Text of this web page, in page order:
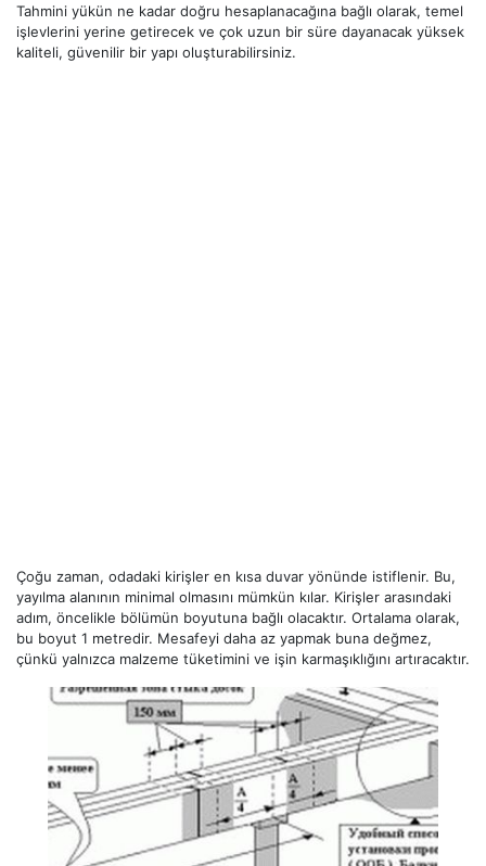
Tahmini yükün ne kadar doğru hesaplanacağına bağlı olarak, temel
işlevlerini yerine getirecek ve çok uzun bir süre dayanacak yüksek
kaliteli, güvenilir bir yapı oluşturabilirsiniz.
Çoğu zaman, odadaki kirişler en kısa duvar yönünde istiflenir. Bu,
yayılma alanının minimal olmasını mümkün kılar. Kirişler arasındaki
adım, öncelikle bölümün boyutuna bağlı olacaktır. Ortalama olarak,
bu boyut 1 metredir. Mesafeyi daha az yapmak buna değmez,
çünkü yalnızca malzeme tüketimini ve işin karmaşıklığını artıracaktır.